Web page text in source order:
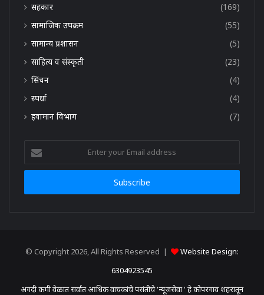
सहकार
(169)
सामाजिक उपक्रम
(55)
सामान्य प्रशासन
(5)
साहित्य व संस्कृती
(23)
सिंचन
(4)
स्पर्धा
(4)
हवामान विभाग
(7)
your
Email
© Copyright 2026, All Rights Reserved |
Website Design:
6304923545
अगदी कमी वेळात सर्वात आधिक वाचकांचे पसंतीचे 'न्यूजसेवा ' हे कोपरगाव शहरातून